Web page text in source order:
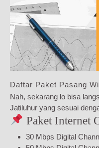
Daftar Paket Pasang
Nah, sekarang lo bisa
Jatiluhur yang sesuai
Paket Internet
30 Mbps Digital